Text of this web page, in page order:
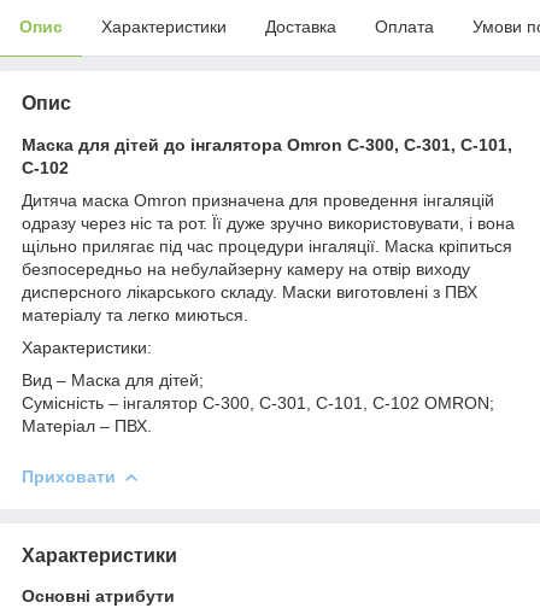
Опис Характеристики Доставка Оплата Умови
Опис
Маска для дітей до інгалятора Omron C-300, C-301, C-101,
C-102
Дитяча маска Omron призначена для проведення інгаляцій
одразу через ніс та рот. Її дуже зручно використовувати, і вона
щільно прилягає під час процедури інгаляції. Маска кріпиться
безпосередньо на небулайзерну камеру на отвір виходу
дисперсного лікарського складу. Маски виготовлені з ПВХ
матеріалу та легко миються.
Характеристики:
Вид – Маска для дітей;
Сумісність – інгалятор C-300, C-301, C-101, C-102 OMRON;
Матеріал – ПВХ.
Приховати
Характеристики
Основні атрибути